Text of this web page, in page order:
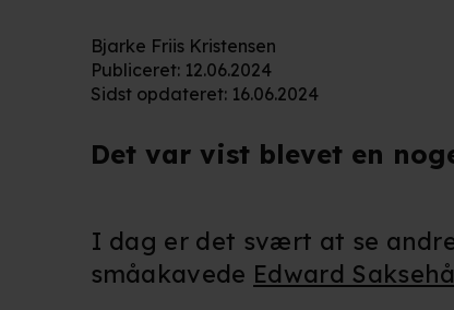
Bjarke Friis Kristensen
Publiceret: 12.06.2024
Sidst opdateret: 16.06.2024
Det var vist blevet en
I dag er det svært at se
småakavede Edward